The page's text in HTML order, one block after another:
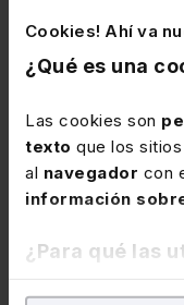
Cookies! Ahí va
¿Qué es una
Las cookies son
texto que los
al navegador con
información
¿Para qué las
legislación
puede ser utilizado
23 DICIEMBRE
Novedades
Entre las medidas
discapacidad a la